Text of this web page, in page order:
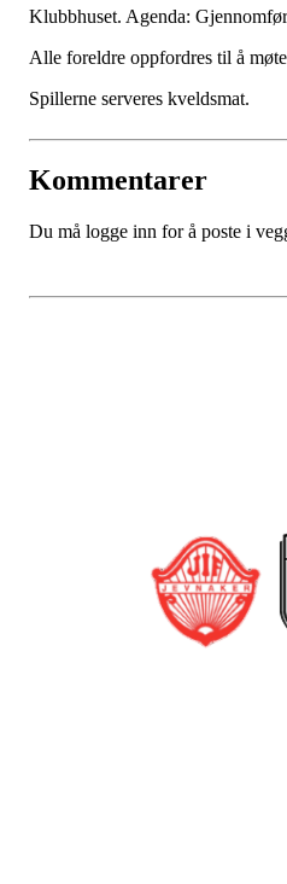
Klubbhuset. Agenda:
Alle foreldre oppfordres til å
Spillerne serveres kveldsmat.
Kommentarer
Du må logge inn for å poste i